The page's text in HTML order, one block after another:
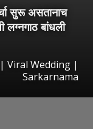
सुरू असतानाच
लग्नगाठ बांधली
Viral Wedding |
Sarkarnama